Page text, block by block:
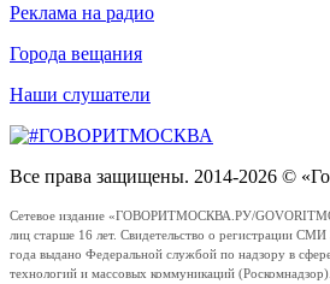
Реклама на радио
Города вещания
Наши слушатели
Все права защищены. 2014-2026 ©
Сетевое издание «ГОВОРИТМОСКВА.РУ/
лиц старше 16 лет. Свидетельство о регистрации
года выдано Федеральной службой по надзору в
технологий и массовых коммуникаций